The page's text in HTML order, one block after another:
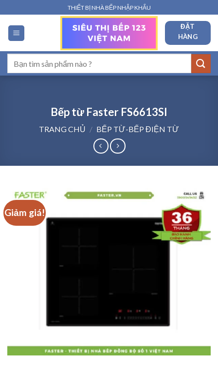
qua
nội
dung
THIẾT BỊ NHÀ BẾP NHẬP KHẨU
ĐẶT
HÀNG
kiếm:
Bếp từ Faster FS6613SI
TRANG CHỦ / BẾP TỪ-BẾP ĐIỆN TỪ
Giảm giá!